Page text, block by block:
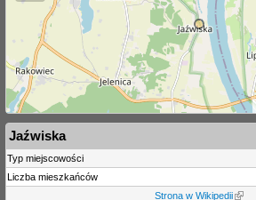
Jaźwiska
Typ miejscowości
Liczba mieszkańców
Strona w Wikipedii